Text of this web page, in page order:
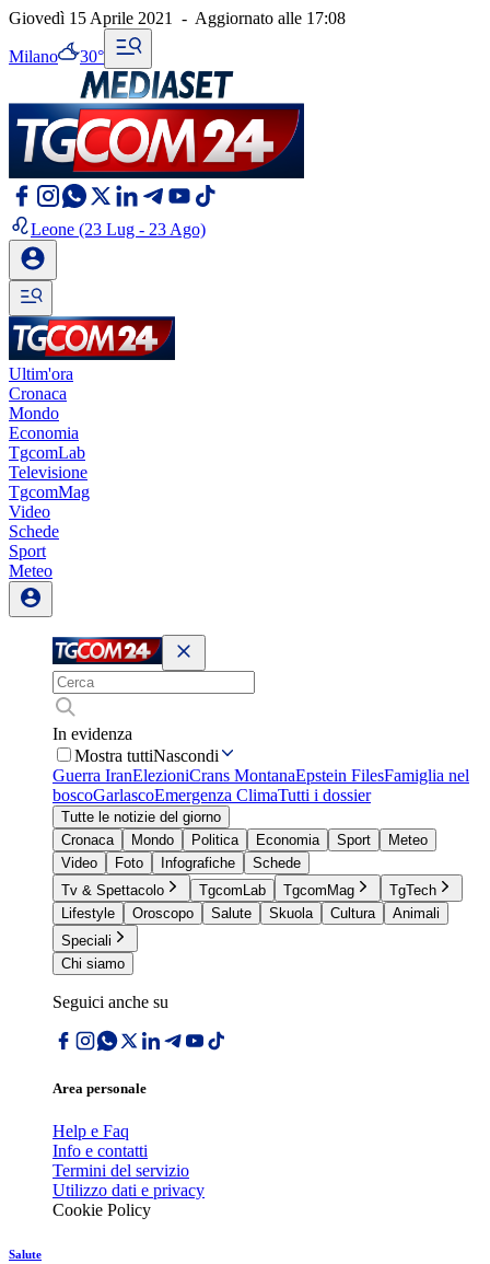
Giovedì 15 Aprile 2021 - Aggiornato alle 17:08
Milano 30°
Leone (23 Lug - 23 Ago)
Ultim'ora
Cronaca
Mondo
Economia
TgcomLab
Televisione
TgcomMag
Video
Schede
Sport
Meteo
In evidenza
Mostra tuttiNascondi
Guerra IranElezioniCrans MontanaEpstein FilesFamiglia nel
boscoGarlascoEmergenza ClimaTutti i dossier
Tutte le notizie del giorno
Cronaca
Mondo Politica Economia Sport
Meteo
Video
Foto Infografiche
Schede
Tv & Spettacolo
TgcomLab TgcomMag
TgTech
Lifestyle
Oroscopo Salute Skuola Cultura
Animali
Speciali
Chi siamo
Seguici anche su
Area personale
Help e Faq
Info e contatti
Termini del servizio
Utilizzo dati e privacy
Cookie Policy
Salute